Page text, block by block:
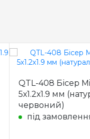
QTL-408 Бісер
5х1.2х1.9 мм
червоний)
під